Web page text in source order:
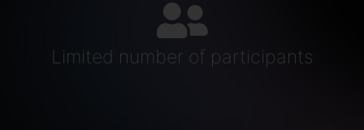
Limited number of participants